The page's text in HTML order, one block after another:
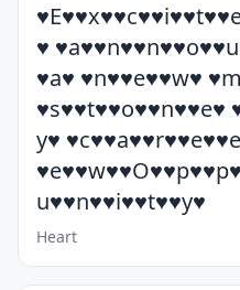
♥
♥a♥ ♥n♥♥e♥♥w♥
♥s♥♥t♥♥o♥♥n♥♥e♥
y♥
u♥♥n♥♥i♥♥t♥♥y♥
Heart